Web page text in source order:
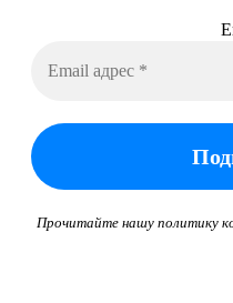
Прочитайте нашу политику